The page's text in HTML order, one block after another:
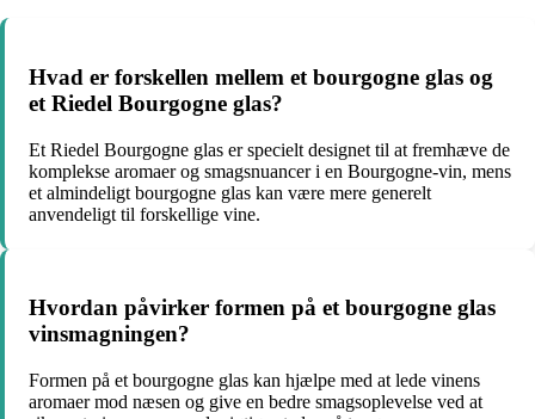
Hvad er forskellen mellem et bourgogne glas og
et Riedel Bourgogne glas?
Et Riedel Bourgogne glas er specielt designet til at fremhæve de
komplekse aromaer og smagsnuancer i en Bourgogne-vin, mens
et almindeligt bourgogne glas kan være mere generelt
anvendeligt til forskellige vine.
Hvordan påvirker formen på et bourgogne glas
vinsmagningen?
Formen på et bourgogne glas kan hjælpe med at lede vinens
aromaer mod næsen og give en bedre smagsoplevelse ved at